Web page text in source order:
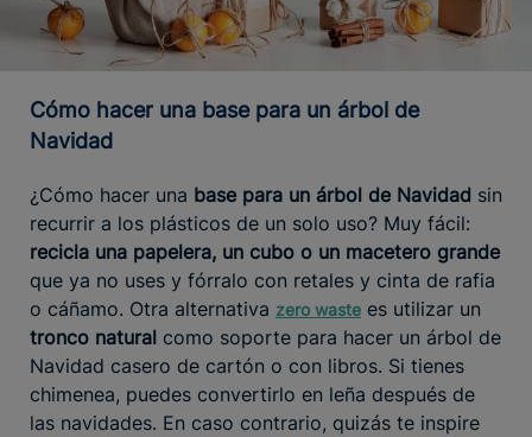
Cómo hacer una base para un árbol de
Navidad
¿Cómo hacer una base para un árbol de Navidad sin
recurrir a los plásticos de un solo uso? Muy fácil:
recicla una papelera, un cubo o un macetero grande
que ya no uses y fórralo con retales y cinta de rafia
o cáñamo. Otra alternativa zero waste es utilizar un
tronco natural como soporte para hacer un árbol de
Navidad casero de cartón o con libros. Si tienes
chimenea, puedes convertirlo en leña después de
las navidades. En caso contrario, quizás te inspire